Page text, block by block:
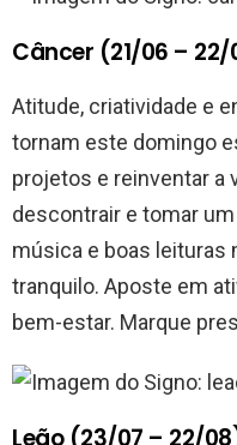
Câncer (21/06 – 22/
Atitude, criatividade e
tornam este domingo
projetos e reinventar a
descontrair e tomar
música e boas leituras
tranquilo. Aposte em
bem-estar. Marque
Leão (23/07 – 22/